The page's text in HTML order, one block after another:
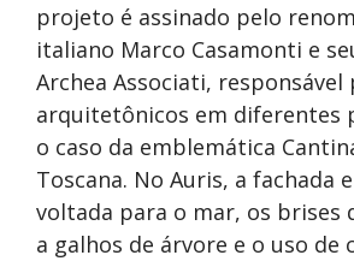
projeto é assinado pelo
italiano Marco Casamonti e
Archea Associati, responsável
arquitetônicos em diferentes
o caso da emblemática
Toscana. No Auris, a fachada
voltada para o mar, os brises
a galhos de árvore e o uso de